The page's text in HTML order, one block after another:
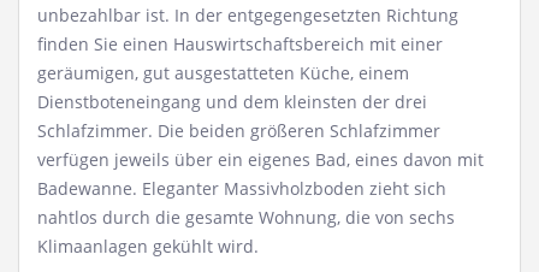
unbezahlbar ist. In der entgegengesetzten Richtung
finden Sie einen Hauswirtschaftsbereich mit einer
geräumigen, gut ausgestatteten Küche, einem
Dienstboteneingang und dem kleinsten der drei
Schlafzimmer. Die beiden größeren Schlafzimmer
verfügen jeweils über ein eigenes Bad, eines davon mit
Badewanne. Eleganter Massivholzboden zieht sich
nahtlos durch die gesamte Wohnung, die von sechs
Klimaanlagen gekühlt wird.